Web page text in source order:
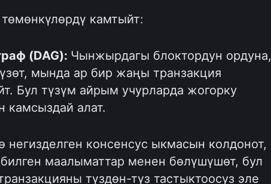
камтыйт:
(DAG): Чынжырдагы блоктордун ордуна,
мында ар бир жаңы транзакция
Бул түзүм айрым учурларда жогорку
камсыздай алат.
негизделген консенсус ыкмасын колдонот,
маалыматтар менен бөлүшүшөт, бул
түздөн-түз тастыктоосуз эле